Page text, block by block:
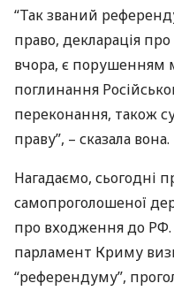
“Так званий
право, декларація
вчора, є порушенням
поглинання
переконання, також
праву”, – сказала вона.
Нагадаємо, сьогодні
самопроголошеної
про входження до РФ.
парламент Криму
“референдуму”,